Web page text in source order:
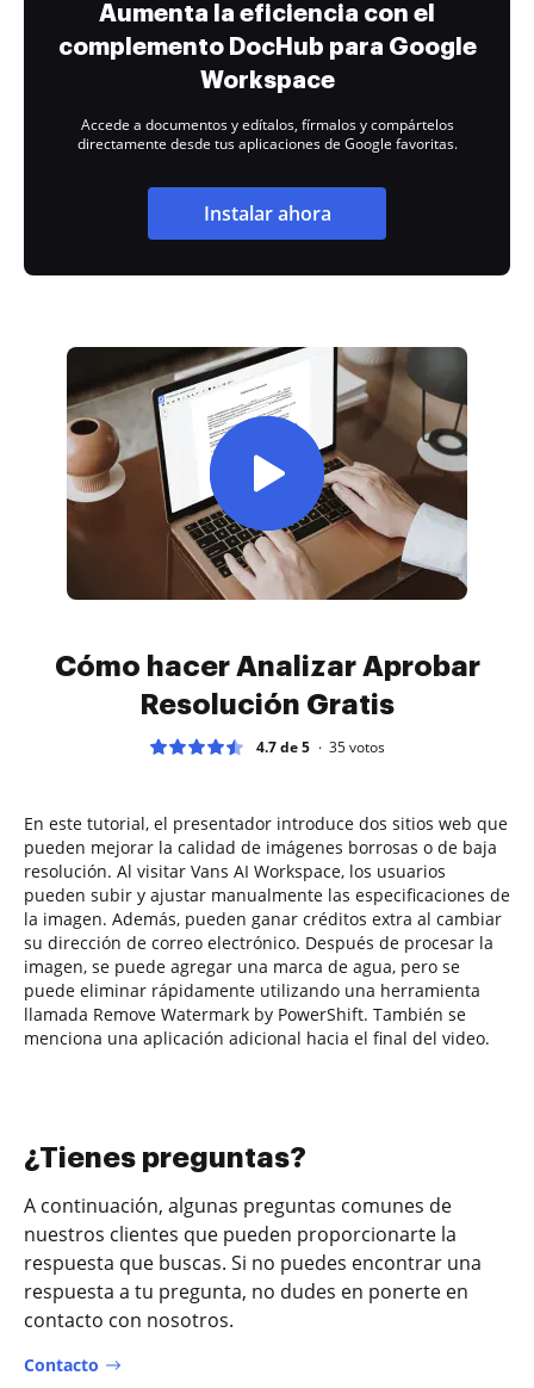
Aumenta la eficiencia con el
complemento DocHub para Google
Workspace
Accede a documentos y edítalos, fírmalos y compártelos
directamente desde tus aplicaciones de Google favoritas.
Instalar ahora
Cómo hacer Analizar Aprobar
Resolución Gratis
4.7 de 5 35votos
En este tutorial, el presentador introduce dos sitios web que
pueden mejorar la calidad de imágenes borrosas o de baja
resolución. Al visitar Vans AI Workspace, los usuarios
pueden subir y ajustar manualmente las especificaciones de
la imagen. Además, pueden ganar créditos extra al cambiar
su dirección de correo electrónico. Después de procesar la
imagen, se puede agregar una marca de agua, pero se
puede eliminar rápidamente utilizando una herramienta
llamada Remove Watermark by PowerShift. También se
menciona una aplicación adicional hacia el final del video.
¿Tienes preguntas?
A continuación, algunas preguntas comunes de
nuestros clientes que pueden proporcionarte la
respuesta que buscas. Si no puedes encontrar una
respuesta a tu pregunta, no dudes en ponerte en
contacto con nosotros.
Contacto